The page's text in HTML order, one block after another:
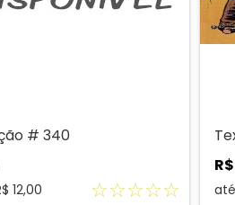
# 340
12,00 ☆☆☆☆☆
R$
até